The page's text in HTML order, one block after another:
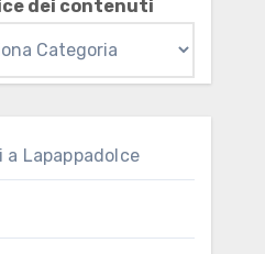
dei contenuti
a Lapappadolce